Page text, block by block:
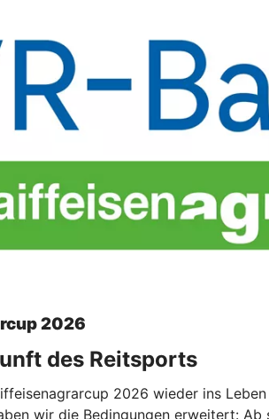
2026
des Reitsports
2026 wieder ins
wir die Bedingungen erweitert: